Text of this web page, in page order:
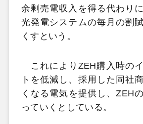
余剰売電収入を得る代わり
光発電システムの毎月の割
くすという。
これによりZEH購入時の
トを低減し、採用した同社
くなる電気を提供し、ZEH
っていくとしている。